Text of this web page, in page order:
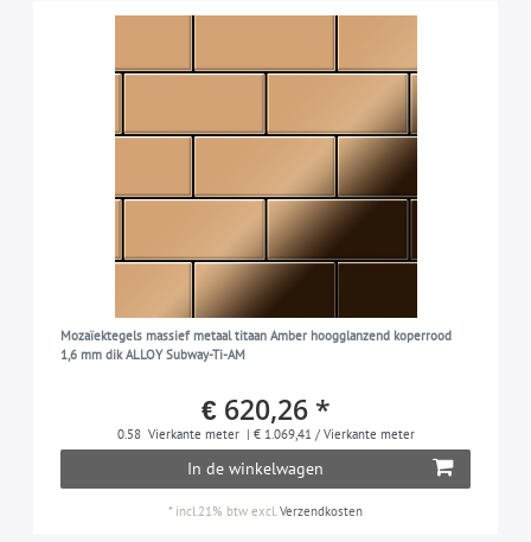
Mozaïektegels massief metaal titaan Amber hoogglanzend koperrood
1,6 mm dik ALLOY Subway-Ti-AM
€ 620,26 *
0.58 Vierkante meter | € 1.069,41 / Vierkante meter
In de winkelwagen
* incl.21% btw excl. Verzendkosten